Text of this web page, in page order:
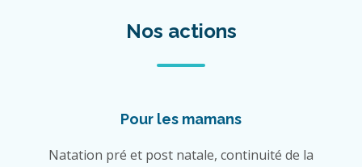
Nos actions
Pour les mamans
Natation pré et post natale, continuité de la